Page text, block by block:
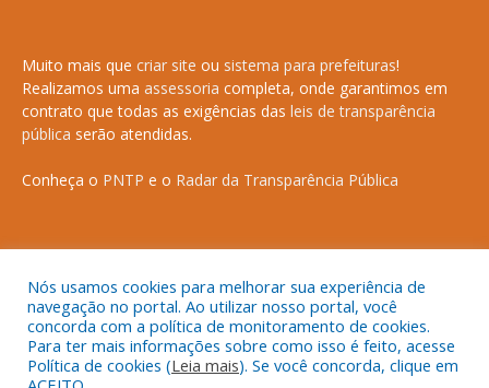
Muito mais que criar site ou sistema para prefeituras!
Realizamos uma assessoria completa, onde garantimos em
contrato que todas as exigências das leis de transparência
pública serão atendidas.
Conheça o PNTP e o Radar da Transparência Pública
Todos os direitos reservados a Prefeitura Municipal de Anapurus.
Nós usamos cookies para melhorar sua experiência de
navegação no portal. Ao utilizar nosso portal, você
concorda com a política de monitoramento de cookies.
Para ter mais informações sobre como isso é feito, acesse
Política de cookies (Leia mais). Se você concorda, clique em